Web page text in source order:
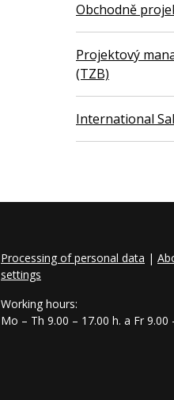
Obchodně
Projektový
(TZB)
International
Processing of personal data |
settings
Working hours:
Mo – Th 9.00 – 17.00 h. a Fr 9.00